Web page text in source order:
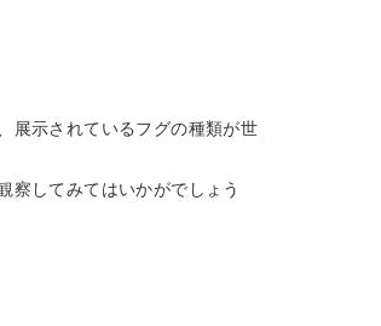
展示されているフグの種類が世
察してみてはいかがでしょう